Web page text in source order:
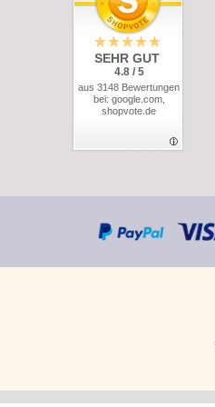
SEHR GUT
4.8 / 5
aus 3148 Bewertungen
bei: google.com,
shopvote.de